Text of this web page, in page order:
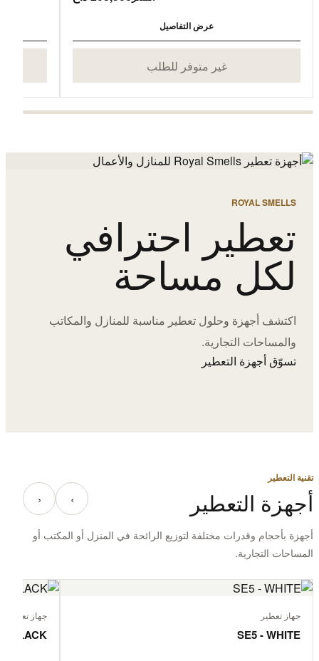
عرض التفاصيل
غير متوفر للطلب
ROYAL SMELLS
تعطير احترافي
لكل مساحة
اكتشف أجهزة وحلول تعطير مناسبة للمنازل والمكاتب
والمساحات التجارية.
تسوّق أجهزة التعطير
تقنية التعطير
أجهزة التعطير
أجهزة بأحجام وقدرات مختلفة لتوزيع الرائحة في المنزل أو المكتب أو
المساحات التجارية.
›
‹
جهاز تعطير
SE5 - WHITE
جهاز تعطير
- BLACK